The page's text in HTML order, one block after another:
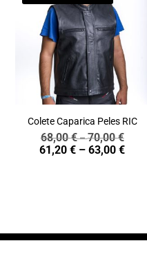
Colete Caparica Peles RIC
68,00€–70,00€Price
range:
61,20€ – 63,00€Price